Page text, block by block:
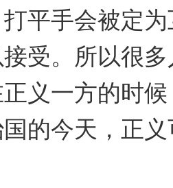
平手会被定
受。所以很
义一方的时
的今天，正